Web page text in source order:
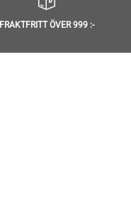
FRAKTFRITT ÖVER 999 :-